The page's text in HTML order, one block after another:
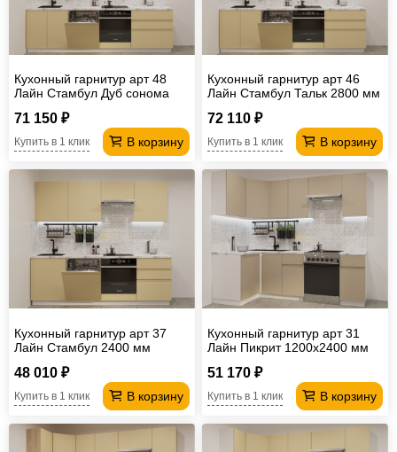
Кухонный гарнитур арт 48
Лайн Стамбул Дуб сонома
71 150 ₽
В корзину
Купить в 1 клик
Кухонный гарнитур арт 46
Лайн Стамбул Тальк 2800 мм
72 110 ₽
В корзину
Купить в 1 клик
Кухонный гарнитур арт 37
Лайн Стамбул 2400 мм
48 010 ₽
В корзину
Купить в 1 клик
Кухонный гарнитур арт 31
Лайн Пикрит 1200х2400 мм
51 170 ₽
В корзину
Купить в 1 клик